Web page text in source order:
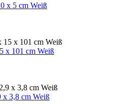
x 5 cm Weiß
x 101 cm Weiß
x 3,8 cm Weiß